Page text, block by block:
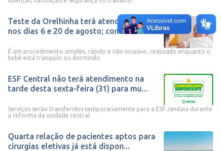
Teste da Orelhinha terá atendimentos
nos dias 6 e 20 de agosto; confira ...
É um procedimento simples, rápido e não invasivo, realizado enquanto o
bebê está tranquilo ou dormindo
ESF Central não terá atendimento na
tarde desta sexta-feira (31) para mu...
Serviços serão transferidos temporariamente para a ESF Jandaia durante
a reforma da unidade central
Quarta relação de pacientes aptos para
cirurgias eletivas já está dispon...